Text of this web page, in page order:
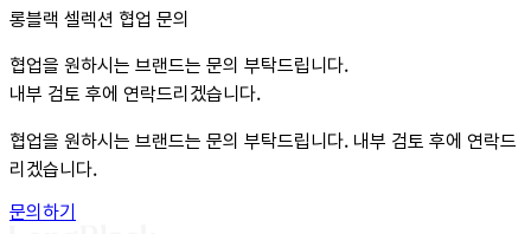
롱블랙 셀렉션 협업 문의
협업을 원하시는 브랜드는 문의 부탁드립니다.
내부 검토 후에 연락드리겠습니다.
협업을 원하시는 브랜드는 문의 부탁드립니다. 내부 검토 후에 연락드
리겠습니다.
문의하기